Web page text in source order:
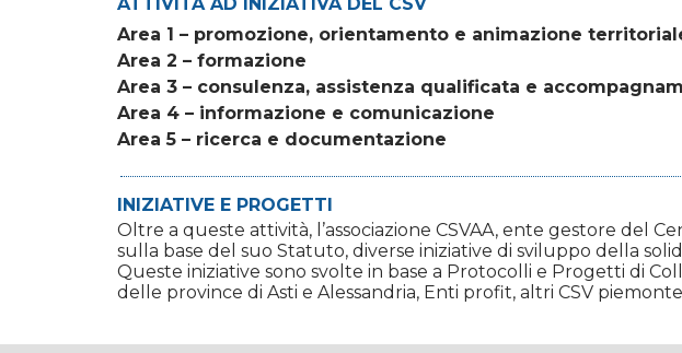
Area 1 – promozione, orientamento e animazione
Area 2 – formazione
Area 3 – consulenza, assistenza qualificata e
Area 4 – informazione e comunicazione
Area 5 – ricerca e documentazione
INIZIATIVE E PROGETTI
Oltre a queste attività, l’associazione CSVAA, ente gestore del
sulla base del suo Statuto, diverse iniziative di sviluppo della
Queste iniziative sono svolte in base a Protocolli e Progetti di
delle province di Asti e Alessandria, Enti profit, altri CSV